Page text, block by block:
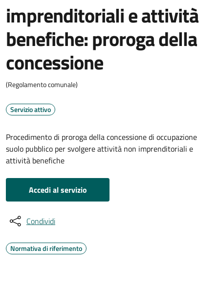
imprenditoriali e attività
benefiche: proroga della
concessione
(Regolamento comunale)
Servizio attivo
Procedimento di proroga della concessione di occupazione
suolo pubblico per svolgere attività non imprenditoriali e
attività benefiche
Accedi al servizio
Condividi
Normativa di riferimento